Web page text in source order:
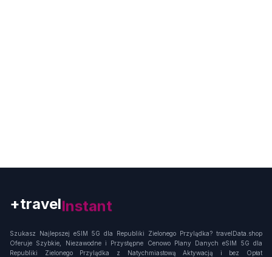
+travelInstant
Szukasz Najlepszej eSIM 5G dla Republiki Zielonego Przylądka? travelData.shop
Oferuje Szybkie, Niezawodne i Przystępne Cenowo Plany Danych eSIM 5G dla
Republiki Zielonego Przylądka z Natychmiastową Aktywacją i bez Opłat